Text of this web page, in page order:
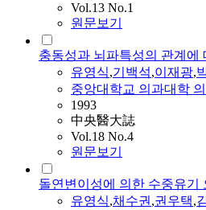
Vol.13 No.1
원문보기
충동성과 뇌파특성의 관계에
유영식,기백석,이재광,
중앙대학교 의과대학
1993
中央醫大誌
Vol.18 No.4
원문보기
돌연변이성에 의한 수중유기
유영식,채수권,권우택,